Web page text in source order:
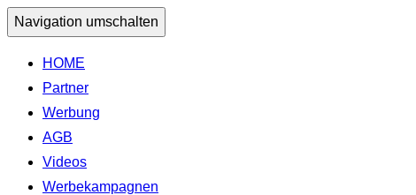
Navigation umschalten
HOME
Partner
Werbung
AGB
Videos
Werbekampagnen